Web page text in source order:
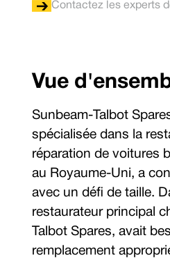
Contactez les experts
Vue
Sunbeam-Talbot
spécialisée dans la
réparation de voitures
au Royaume-Uni, a
avec un défi de taille.
restaurateur principal
Talbot Spares, avait
remplacement